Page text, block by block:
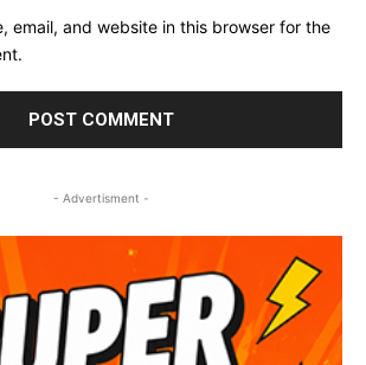
email, and website in this browser for the
- Advertisment -